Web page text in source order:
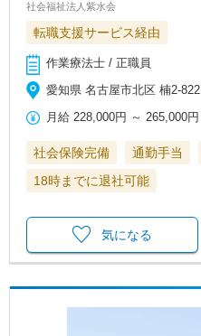
社会福祉法人紫水会
転職支援サービス経由
作業療法士 / 正職員
愛知県 名古屋市北区 楠2-822
月給 228,000円 ～265,000円
社会保険完備 通勤手当
18時までに退社可能
気になる